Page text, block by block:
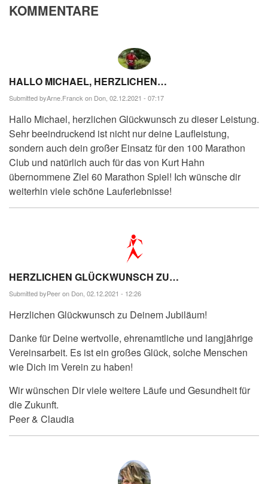
KOMMENTARE
HALLO MICHAEL, HERZLICHEN…
Submitted byArne.Franck on Don, 02.12.2021 - 07:17
Hallo Michael, herzlichen Glückwunsch zu dieser Leistung.
Sehr beeindruckend ist nicht nur deine Laufleistung,
sondern auch dein großer Einsatz für den 100 Marathon
Club und natürlich auch für das von Kurt Hahn
übernommene Ziel 60 Marathon Spiel! Ich wünsche dir
weiterhin viele schöne Lauferlebnisse!
HERZLICHEN GLÜCKWUNSCH ZU…
Submitted byPeeron Don, 02.12.2021 - 12:26
Herzlichen Glückwunsch zu Deinem Jubiläum!
Danke für Deine wertvolle, ehrenamtliche und langjährige
Vereinsarbeit. Es ist ein großes Glück, solche Menschen
wie Dich im Verein zu haben!
Wir wünschen Dir viele weitere Läufe und Gesundheit für
die Zukunft.
Peer & Claudia